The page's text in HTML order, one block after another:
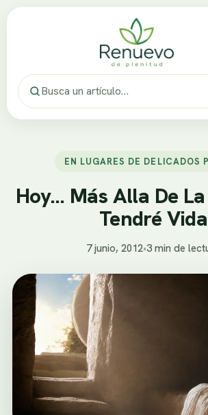
EN LUGARES DE DELICADOS
Hoy… Más Alla De
Tendré Vida
7 junio, 2012•3 min de